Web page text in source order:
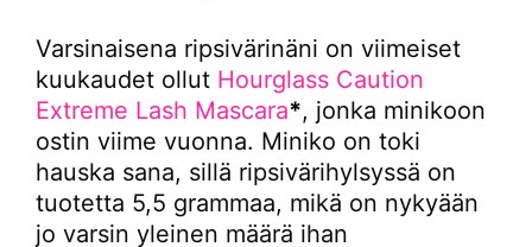
Varsinaisena ripsivärinäni on viimeiset
kuukaudet ollut Hourglass Caution
Extreme Lash Mascara*, jonka minikoon
ostin viime vuonna. Miniko on toki
hauska sana, sillä ripsivärihylsyssä on
tuotetta 5,5 grammaa, mikä on nykyään
jo varsin yleinen määrä ihan